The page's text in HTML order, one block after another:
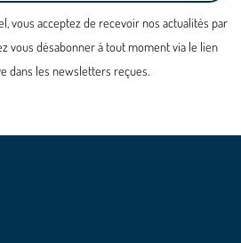
vous acceptez de recevoir nos actualités par
vous désabonner à tout moment via le lien
dans les newsletters reçues.